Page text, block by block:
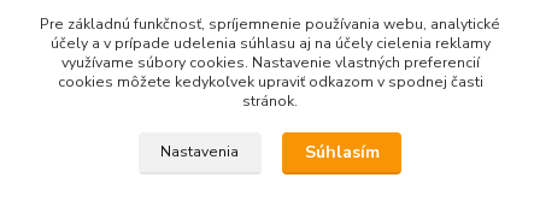
+421 905 622 625
obchod@nozeplus.sk
Pre základnú funkčnosť, spríjemnenie používania webu, analytické
účely a v prípade udelenia súhlasu aj na účely cielenia reklamy
využívame súbory cookies. Nastavenie vlastných preferencií
cookies môžete kedykoľvek upraviť odkazom v spodnej časti
stránok.
Nastavenia Súhlasím